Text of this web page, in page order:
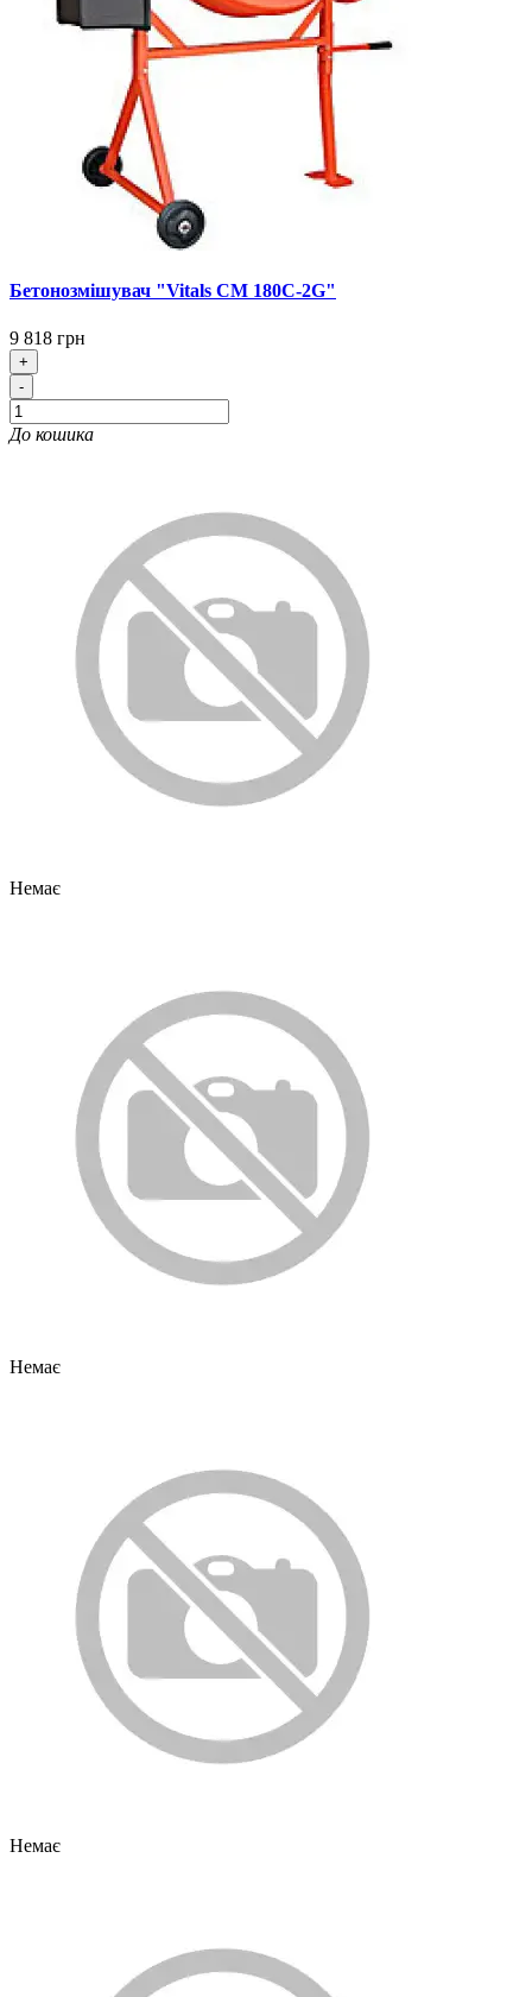
Бетонозмішувач "Vitals CM 180C-2G"
9 818 грн
+
-
До кошика
Немає
Немає
Немає